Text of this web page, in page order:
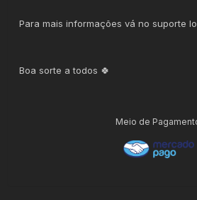
Para mais informações vá no suporte
Boa sorte a todos 🍀
Meio de